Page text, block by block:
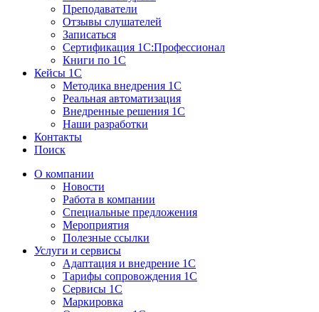
Преподаватели
Отзывы слушателей
Записаться
Сертификация 1С:Профессионал
Книги по 1С
Кейсы 1С
Методика внедрения 1С
Реальная автоматизация
Внедренные решения 1С
Наши разработки
Контакты
Поиск
О компании
Новости
Работа в компании
Специальные предложения
Мероприятия
Полезные ссылки
Услуги и сервисы
Адаптация и внедрение 1С
Тарифы сопровождения 1С
Сервисы 1С
Маркировка